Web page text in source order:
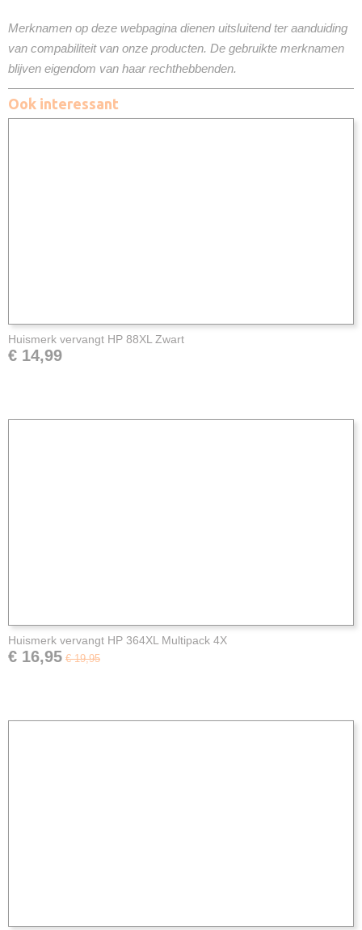
Merknamen op deze webpagina dienen uitsluitend ter aanduiding
van compabiliteit van onze producten. De gebruikte merknamen
blijven eigendom van haar rechthebbenden.
Ook interessant
Huismerk vervangt HP 88XL Zwart
€ 14,99
Huismerk vervangt HP 364XL Multipack 4X
€ 16,95 € 19,95